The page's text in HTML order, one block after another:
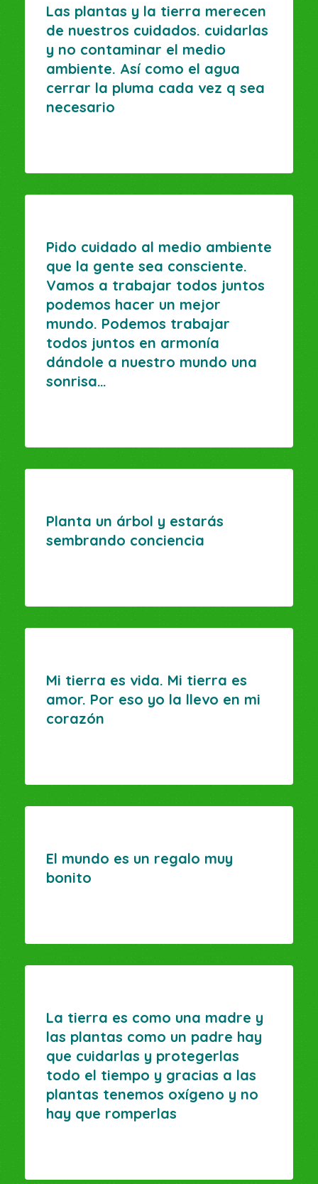
Las plantas y la tierra merecen
de nuestros cuidados. cuidarlas
y no contaminar el medio
ambiente. Así como el agua
cerrar la pluma cada vez q sea
necesario
Pido cuidado al medio ambiente
que la gente sea consciente.
Vamos a trabajar todos juntos
podemos hacer un mejor
mundo. Podemos trabajar
todos juntos en armonía
dándole a nuestro mundo una
sonrisa…
Planta un árbol y estarás
sembrando conciencia
Mi tierra es vida. Mi tierra es
amor. Por eso yo la llevo en mi
corazón
El mundo es un regalo muy
bonito
La tierra es como una madre y
las plantas como un padre hay
que cuidarlas y protegerlas
todo el tiempo y gracias a las
plantas tenemos oxígeno y no
hay que romperlas